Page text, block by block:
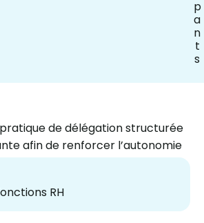
p
a
n
t
s
de délégation structurée
afin de renforcer l’autonomie
et l’efficacité managériale
RH